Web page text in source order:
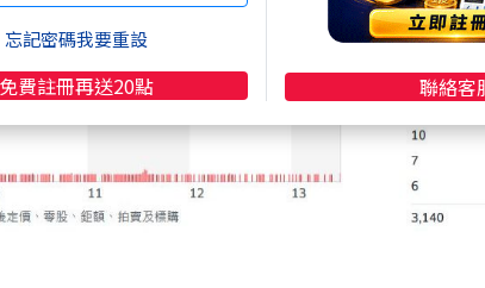
忘記密碼我要重設
費註冊再送20點 聯絡客